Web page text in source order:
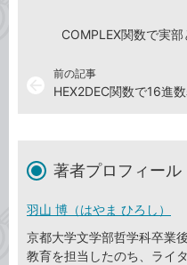
前の記事
HEX2DEC関数で16進
COMPLEX関数で実
著者プロフィール
羽山 博（はやま ひろし）
京都大学文学部哲学科卒業
教育を担当したのち、ライ